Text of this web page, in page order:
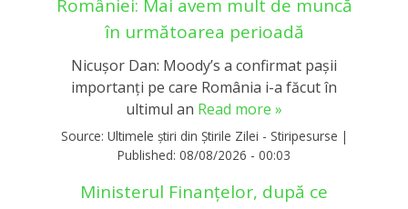
României: Mai avem mult de muncă
în următoarea perioadă
Nicușor Dan: Moody’s a confirmat pașii
importanți pe care România i-a făcut în
ultimul an Read more »
Source: Ultimele știri din Știrile Zilei - Stiripesurse |
Published: 08/08/2026 - 00:03
Ministerul Finanțelor, după ce